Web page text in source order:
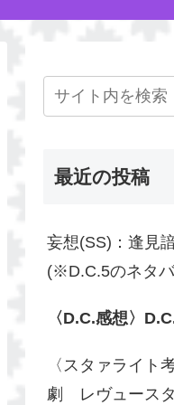
最近の投稿
妄想(SS)：逢見
(※D.C.5のネタ
〈D.C.感想〉
〈スタァライ
劇 レヴュース